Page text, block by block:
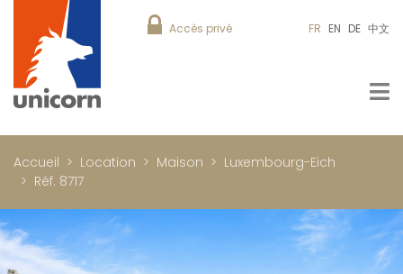
Accès privé FR EN DE 中文
Accueil Location Maison
Luxembourg-Eich
Réf. 8717